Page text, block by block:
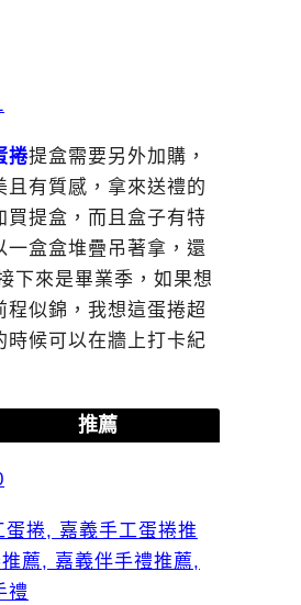
捲提盒需要另外加購，
且有質感，拿來送禮的
買提盒，而且盒子有特
一盒盒堆疊吊著拿，還
下來是畢業季，如果想
程似錦，我想這蛋捲超
時候可以在牆上打卡紀
推薦